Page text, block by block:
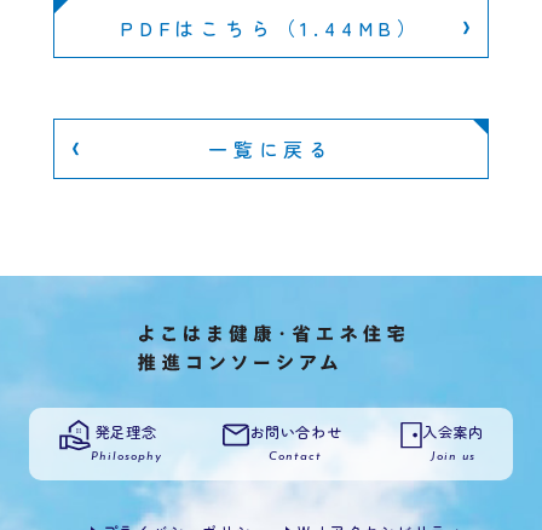
PDFはこちら（1.44MB）
一覧に戻る
発足理念
Philosophy
お問い合わせ
Contact
入会案内
Join us